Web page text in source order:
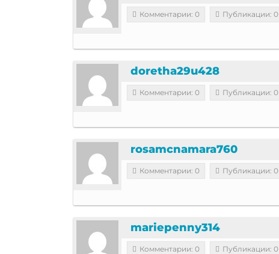
Комментарии: 0 Публикации: 0
doretha29u428
Комментарии: 0 Публикации: 0
rosamcnamara760
Комментарии: 0 Публикации: 0
mariepenny314
Комментарии: 0 Публикации: 0